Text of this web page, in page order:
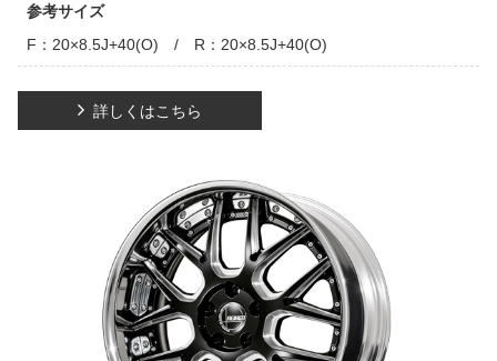
参考サイズ
F：20×8.5J+40(O) / R：20×8.5J+40(O)
詳しくはこちら